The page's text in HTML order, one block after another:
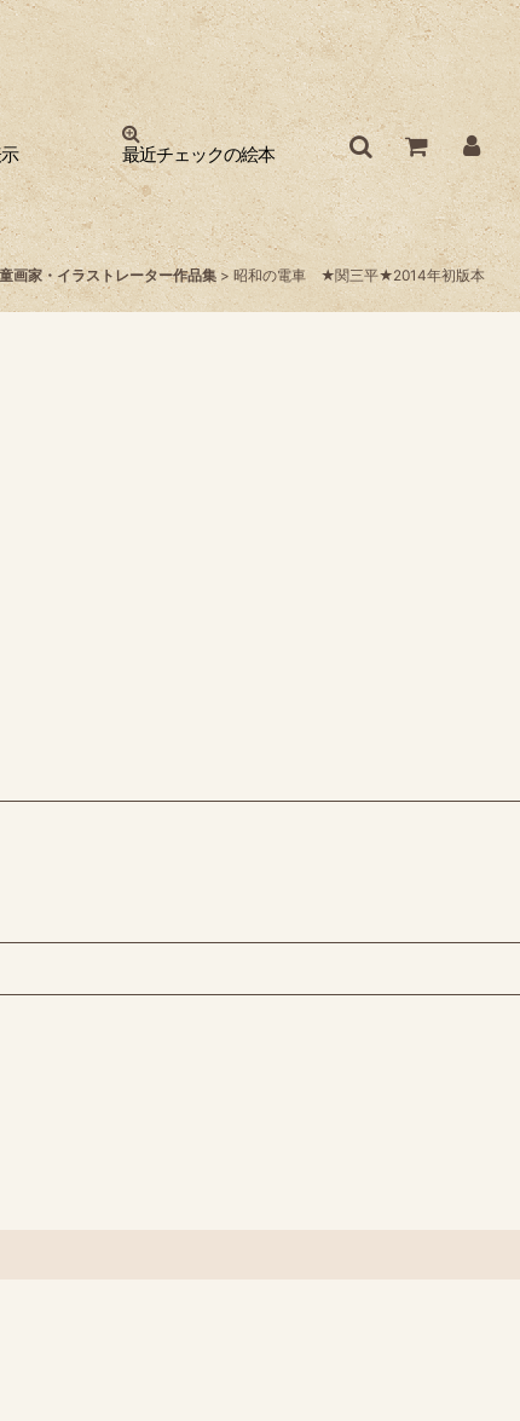
最近チェックの絵本
画家・イラストレーター作品集 > 昭和の電車 ★関三平★2014年初版本